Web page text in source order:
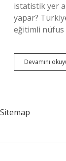
istatistik yer
yapar?
eğitimli
Devamını
Sitemap